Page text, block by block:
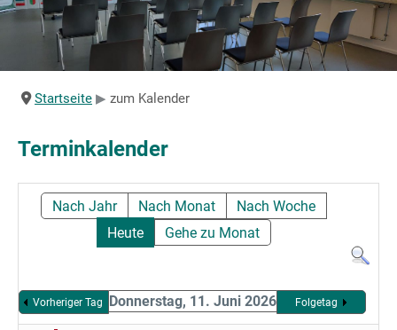
Startseite
Angebote
Sportpark
Startseite zum Kalender
Terminkalender
Nach Jahr Nach Monat
Nach Woche
Heute
Gehe zu Monat
Vorheriger Tag Donnerstag, 11. Juni 2026 Folgetag